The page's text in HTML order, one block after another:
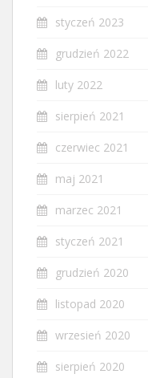
styczeń 2023
grudzień 2022
luty 2022
sierpień 2021
czerwiec 2021
maj 2021
marzec 2021
styczeń 2021
grudzień 2020
listopad 2020
wrzesień 2020
sierpień 2020